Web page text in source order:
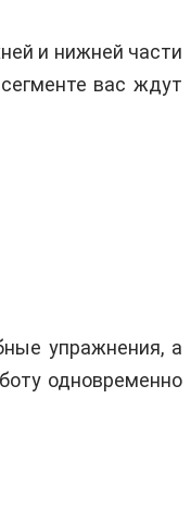
и нижней части
вас ждут
упражнения, а
одновременно